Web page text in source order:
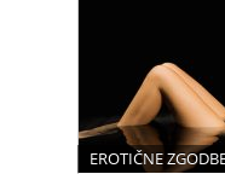
EROTIČNE